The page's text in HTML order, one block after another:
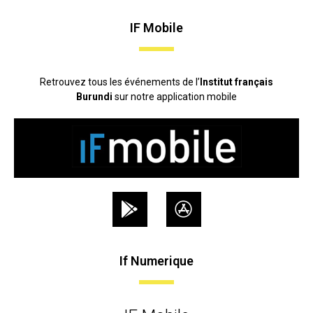
IF Mobile
Retrouvez tous les événements de l’ Institut français
Burundi sur notre application mobile
If Numerique